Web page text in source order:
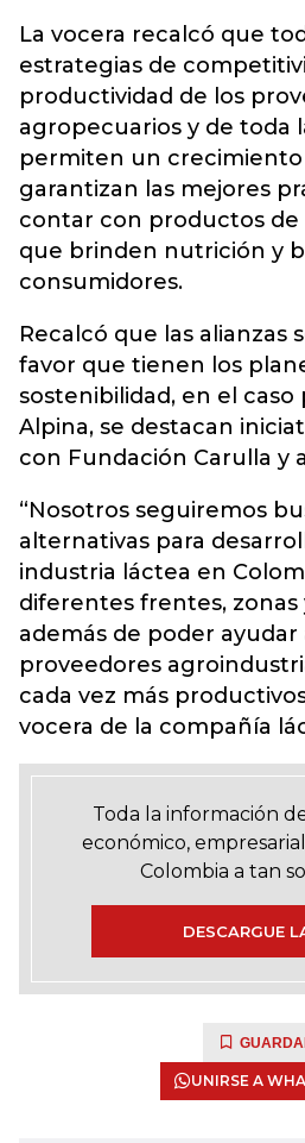
La vocera recalcó que
estrategias de
productividad de los
agropecuarios y de toda
permiten un
garantizan las mejores
contar con productos de
que brinden nutrición y
consumidores.
Recalcó que las alianzas
favor que tienen los
sostenibilidad, en el
Alpina, se destacan
con Fundación Carulla y
“Nosotros seguiremos
alternativas para
industria láctea en
diferentes frentes, zonas
además de poder ayudar
proveedores
cada vez más
vocera de la compañía
Toda la información
económico,
Colombia a tan
DESCARGUE
UNIRSE A